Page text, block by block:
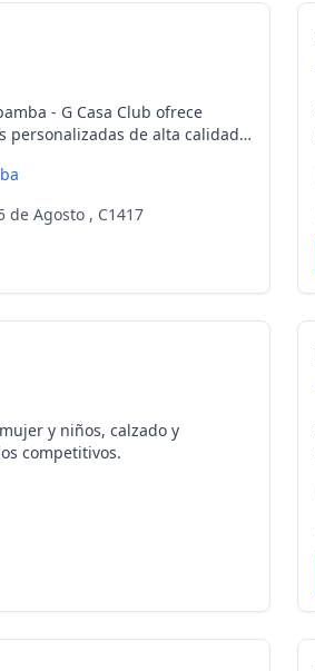
- G Casa Club ofrece
personalizadas de alta calidad
de Agosto , C1417
y niños, calzado y
competitivos.